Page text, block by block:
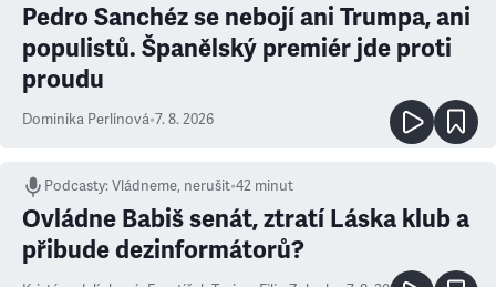
Pedro Sanchéz se nebojí ani Trumpa, ani
populistů. Španělský premiér jde proti
proudu
Dominika Perlínová•7. 8. 2026
Podcasty:Vládneme, nerušit•42 minut
Ovládne Babiš senát, ztratí Láska klub a
přibude dezinformátorů?